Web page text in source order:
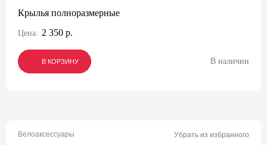
Крылья полноразмерные
Цена: 2 350 р.
В КОРЗИНУ
В КОРЗИНУ
В КОРЗИНУ В наличии
Велоаксессуары Убрать из избранного